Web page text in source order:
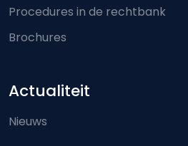
Procedures in de rechtbank
Brochures
Actualiteit
Nieuws